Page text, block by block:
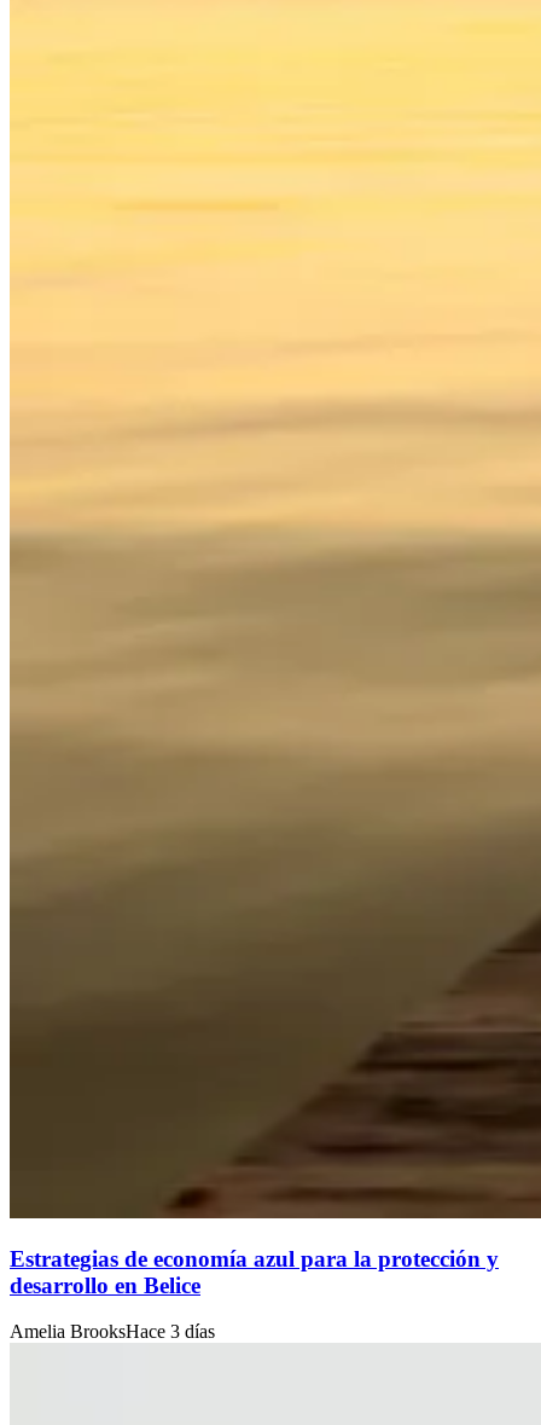
Estrategias de economía azul para la protección y
desarrollo en Belice
Amelia BrooksHace 3 días